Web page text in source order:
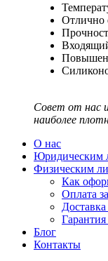
Отлично
Совет от нас
наиболее
О нас
Юридическим
Физическим
Как
Оплата
Доставка
Блог
Контакты